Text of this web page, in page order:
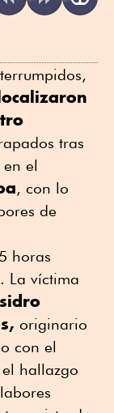
tras
el
, con lo
de
horas
La víctima
originario
con el
hallazgo